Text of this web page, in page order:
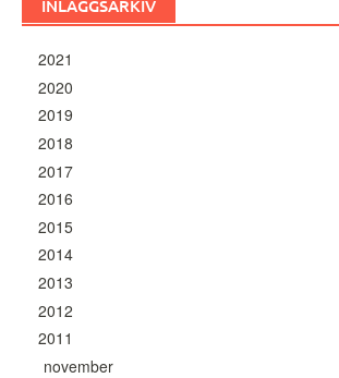
INLÄGGSARKIV
2021
2020
2019
2018
2017
2016
2015
2014
2013
2012
2011
november